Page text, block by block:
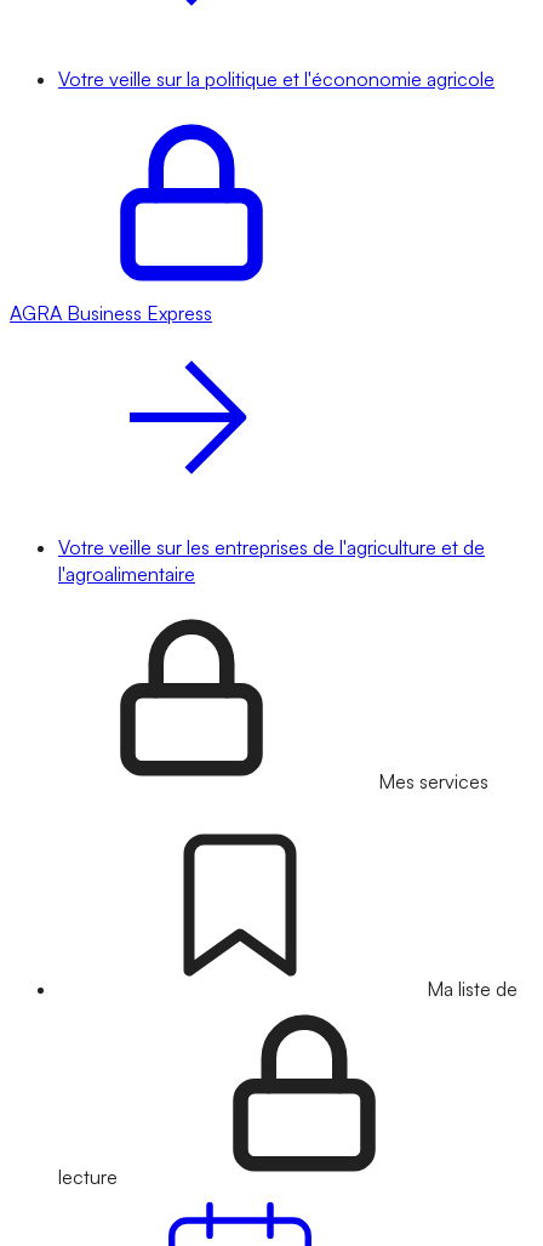
Votre veille sur la politique et l'écononomie agricole
AGRA Business Express
Votre veille sur les entreprises de l'agriculture et de
l'agroalimentaire
Mes services
Ma liste de
lecture